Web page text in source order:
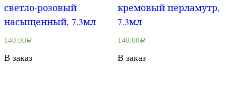
светло-розовый
насыщенный, 7.3мл
140.00Р
В заказ
кремовый перламутр,
7.3мл
140.00Р
В заказ